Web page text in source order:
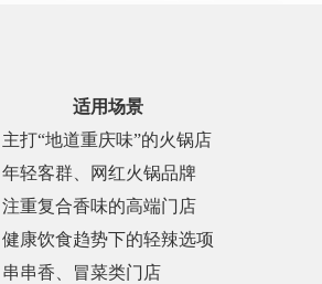
适用场景
主打“地道重庆味”的火锅店
年轻客群、网红火锅品牌
注重复合香味的高端门店
健康饮食趋势下的轻辣选项
串串香、冒菜类门店